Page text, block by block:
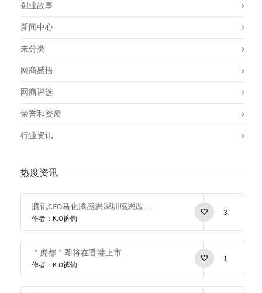
创业故事
新闻中心
未分类
网商感悟
网商评选
荣誉和资质
行业资讯
热度资讯
腾讯CEO马化腾感恩深圳感恩改革开放
作者：K.O裤钩
3
＂虎都＂即将在香港上市
作者：K.O裤钩
1